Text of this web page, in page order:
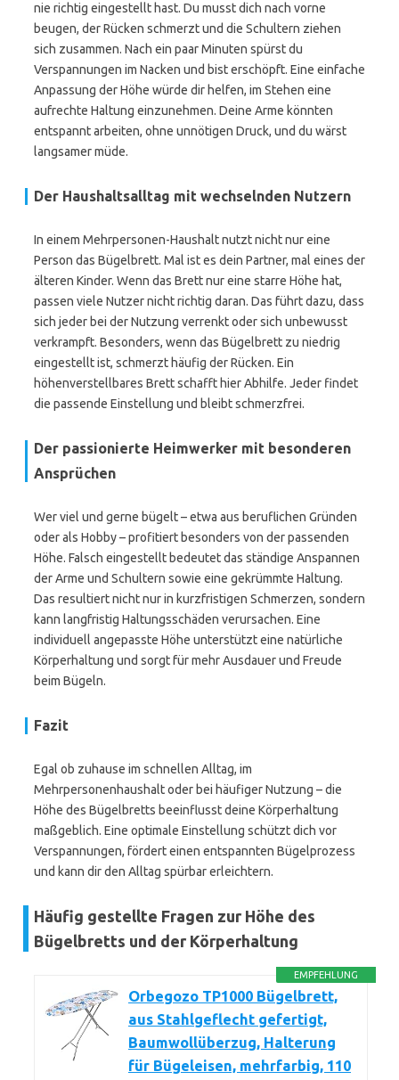
nie richtig eingestellt hast. Du musst dich nach vorne
beugen, der Rücken schmerzt und die Schultern ziehen
sich zusammen. Nach ein paar Minuten spürst du
Verspannungen im Nacken und bist erschöpft. Eine einfache
Anpassung der Höhe würde dir helfen, im Stehen eine
aufrechte Haltung einzunehmen. Deine Arme könnten
entspannt arbeiten, ohne unnötigen Druck, und du wärst
langsamer müde.
Der Haushaltsalltag mit wechselnden Nutzern
In einem Mehrpersonen-Haushalt nutzt nicht nur eine
Person das Bügelbrett. Mal ist es dein Partner, mal eines der
älteren Kinder. Wenn das Brett nur eine starre Höhe hat,
passen viele Nutzer nicht richtig daran. Das führt dazu, dass
sich jeder bei der Nutzung verrenkt oder sich unbewusst
verkrampft. Besonders, wenn das Bügelbrett zu niedrig
eingestellt ist, schmerzt häufig der Rücken. Ein
höhenverstellbares Brett schafft hier Abhilfe. Jeder findet
die passende Einstellung und bleibt schmerzfrei.
Der passionierte Heimwerker mit besonderen
Ansprüchen
Wer viel und gerne bügelt – etwa aus beruflichen Gründen
oder als Hobby – profitiert besonders von der passenden
Höhe. Falsch eingestellt bedeutet das ständige Anspannen
der Arme und Schultern sowie eine gekrümmte Haltung.
Das resultiert nicht nur in kurzfristigen Schmerzen, sondern
kann langfristig Haltungsschäden verursachen. Eine
individuell angepasste Höhe unterstützt eine natürliche
Körperhaltung und sorgt für mehr Ausdauer und Freude
beim Bügeln.
Fazit
Egal ob zuhause im schnellen Alltag, im
Mehrpersonenhaushalt oder bei häufiger Nutzung – die
Höhe des Bügelbretts beeinflusst deine Körperhaltung
maßgeblich. Eine optimale Einstellung schützt dich vor
Verspannungen, fördert einen entspannten Bügelprozess
und kann dir den Alltag spürbar erleichtern.
Häufig gestellte Fragen zur Höhe des
Bügelbretts und der Körperhaltung
EMPFEHLUNG
Orbegozo TP1000 Bügelbrett,
aus Stahlgeflecht gefertigt,
Baumwollüberzug, Halterung
für Bügeleisen, mehrfarbig, 110